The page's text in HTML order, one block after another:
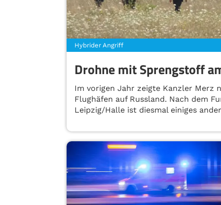
Hybrider Angriff
Drohne mit Sprengstoff
Im vorigen Jahr zeigte Kanzler Merz
Flughäfen auf Russland. Nach dem
Leipzig/Halle ist diesmal einiges